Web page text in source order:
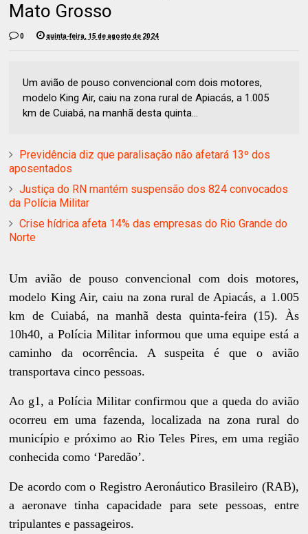
Mato Grosso
0 quinta-feira, 15 de agosto de 2024
Um avião de pouso convencional com dois motores,
modelo King Air, caiu na zona rural de Apiacás, a 1.005
km de Cuiabá, na manhã desta quinta...
Previdência diz que paralisação não afetará 13º dos
aposentados
Justiça do RN mantém suspensão dos 824 convocados
da Polícia Militar
Crise hídrica afeta 14% das empresas do Rio Grande do
Norte
Um avião de pouso convencional com dois motores,
modelo King Air, caiu na zona rural de Apiacás, a 1.005
km de Cuiabá, na manhã desta quinta-feira (15). Às
10h40, a Polícia Militar informou que uma equipe está a
caminho da ocorrência. A suspeita é que o avião
transportava cinco pessoas.
Ao g1, a Polícia Militar confirmou que a queda do avião
ocorreu em uma fazenda, localizada na zona rural do
município e próximo ao Rio Teles Pires, em uma região
conhecida como ‘Paredão’.
De acordo com o Registro Aeronáutico Brasileiro (RAB),
a aeronave tinha capacidade para sete pessoas, entre
tripulantes e passageiros.